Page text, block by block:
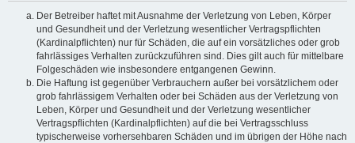
Der Betreiber haftet mit Ausnahme der Verletzung von Leben, Körper
und Gesundheit und der Verletzung wesentlicher Vertragspflichten
(Kardinalpflichten) nur für Schäden, die auf ein vorsätzliches oder grob
fahrlässiges Verhalten zurückzuführen sind. Dies gilt auch für mittelbare
Folgeschäden wie insbesondere entgangenen Gewinn.
Die Haftung ist gegenüber Verbrauchern außer bei vorsätzlichem oder
grob fahrlässigem Verhalten oder bei Schäden aus der Verletzung von
Leben, Körper und Gesundheit und der Verletzung wesentlicher
Vertragspflichten (Kardinalpflichten) auf die bei Vertragsschluss
typischerweise vorhersehbaren Schäden und im übrigen der Höhe nach